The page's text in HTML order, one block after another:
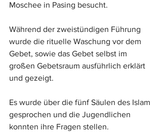
Moschee in Pasing besucht.
Während der zweistündigen Führung
wurde die rituelle Waschung vor dem
Gebet, sowie das Gebet selbst im
großen Gebetsraum ausführlich erklärt
und gezeigt.
Es wurde über die fünf Säulen des Islam
gesprochen und die Jugendlichen
konnten ihre Fragen stellen.